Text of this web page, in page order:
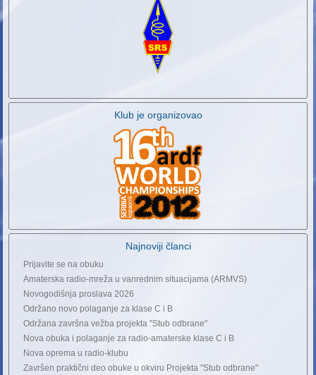
Klub je organizovao
Najnoviji članci
Prijavite se na obuku
Amaterska radio-mreža u vanrednim situacijama (ARMVS)
Novogodišnja proslava 2026
Održano novo polaganje za klase C i B
Održana završna vežba projekta "Stub odbrane"
Nova obuka i polaganje za radio-amaterske klase C i B
Nova oprema u radio-klubu
Završen praktični deo obuke u okviru Projekta "Stub odbrane"